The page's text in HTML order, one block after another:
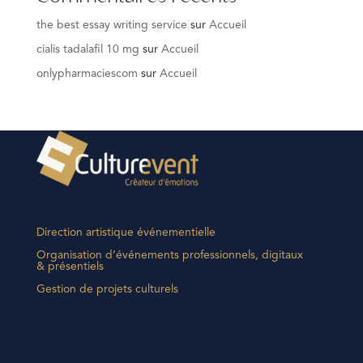
the best essay writing service sur Accueil
cialis tadalafil 10 mg sur Accueil
onlypharmaciescom sur Accueil
Direction artistique événementielle
Organisation d’événements professionnels, digitaux
& présentiels
Gestion de projets culturels